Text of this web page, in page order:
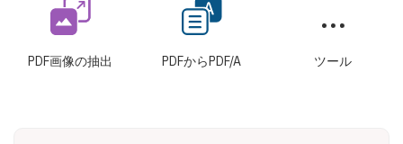
PDF画像の抽出 PDFからPDF/A ツール